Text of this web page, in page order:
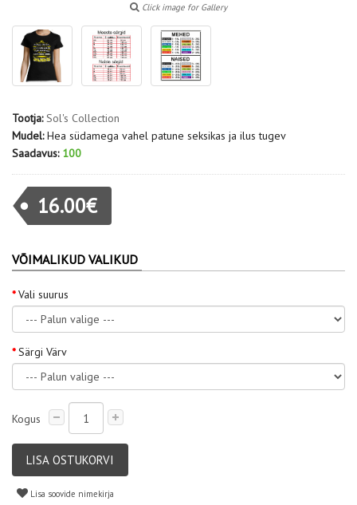
Click image for Gallery
Tootja: Sol's Collection
Mudel: Hea südamega vahel patune seksikas ja ilus tugev
Saadavus: 100
16.00€
VÕIMALIKUD VALIKUD
Vali suurus
Särgi Värv
Kogus
LISA OSTUKORVI
Lisa soovide nimekirja